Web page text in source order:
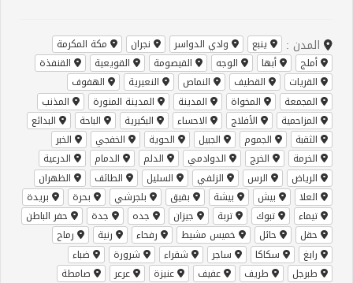
المدن : ينبع وادي الدواسر نجران
مكة المكرمة
أملج
أبها الوجه القيصومة القويعية
القنفذة
القريات
القطيف النماص النعيرية
الهفوف
المجمعة
المخواة المدينة المدينة المنورة
المذنب
المزاحمية
الأفلاج الاحساء البكيرية الباحة
البدائع
الثقبة
الجموم الجبيل الحوية الخفجي
الخبر
الخرمة
الخرج الدوادمي الدلم الدمام
الدرعية
الرياض
الرس الزلفي السليل الطائف
الظهران
العلا
بيش بيشة بقيق بلجرشي بحرة
بريدة
تيماء
تبوك تربة جيزان جده جدة
حفر الباطن
حقل
حائل خميس مشيط رفحاء رنية
رماح
رابغ
سكاكا ساجر شقراء شرورة
ضباء
طبرجل
طريف عفيف عنيزة عرعر
صامطة